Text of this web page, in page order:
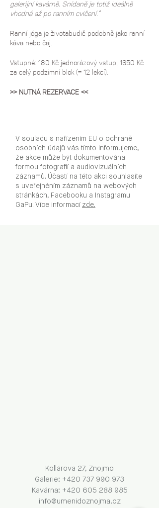
galerijní kavárně. Snídaně je totiž ideálně
vhodná až po ranním cvičení.“
Ranní jóga je životabudič podobně jako ranní
káva nebo čaj.
Vstupné: 180 Kč jednorázový vstup; 1650 Kč
za celý podzimní blok (= 12 lekcí).
>> NUTNÁ REZERVACE <<
V souladu s nařízením EU o ochraně
osobních údajů vás tímto informujeme,
že akce může být dokumentována
formou fotografií a audiovizuálních
záznamů. Účastí na této akci souhlasíte
s uveřejněním záznamů na webových
stránkách, Facebooku a Instagramu
GaPu. Více informací zde.
Kollárova 27, Znojmo
Galerie: +420 737 990 973
Kavárna: +420 605 288 985
info@umenidoznojma.cz